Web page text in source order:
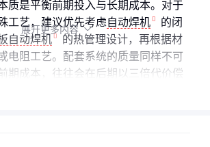
质是平衡前期投入与长期成本。对于
工艺，建议优先考虑自动焊机
的闭
自动焊机
的热管理设计，再根据材
电阻工艺。配套系统的质量同样不可
成本，往往会在后期以三倍代价偿
展开更多内容 